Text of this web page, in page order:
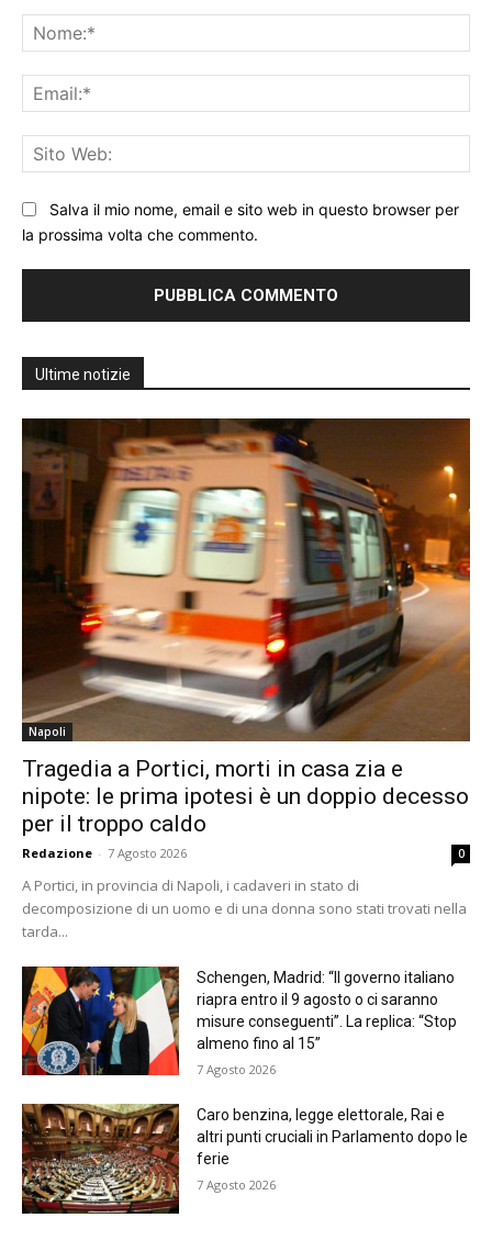
Salva il mio nome, email e sito web in questo browser per
la prossima volta che commento.
Ultime notizie
Napoli
Tragedia a Portici, morti in casa zia e
nipote: le prima ipotesi è un doppio decesso
per il troppo caldo
Redazione - 7 Agosto 2026 0
A Portici, in provincia di Napoli, i cadaveri in stato di
decomposizione di un uomo e di una donna sono stati trovati nella
tarda...
Schengen, Madrid: “Il governo italiano
riapra entro il 9 agosto o ci saranno
misure conseguenti”. La replica: “Stop
almeno fino al 15”
7 Agosto 2026
Caro benzina, legge elettorale, Rai e
altri punti cruciali in Parlamento dopo le
ferie
7 Agosto 2026